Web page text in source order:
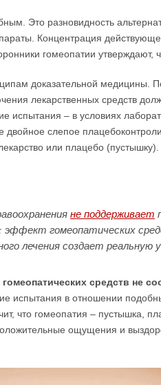
Это разновидность
Концентрация
гомеопатии утверждают,
доказательной медицины.
лекарственных средств
испытания – в условиях
слепое
или плацебо (пустышку).
не поддерживает
гомеопатических
лечения создает реальную
средств не
испытания в отношении
что гомеопатия – пустышка,
ощущения и